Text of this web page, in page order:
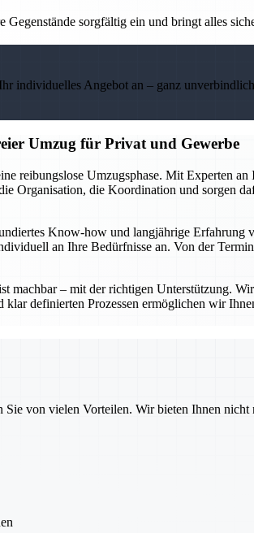
sorgfältig ein und bringt alles
individuelles Angebot an – ganz
Umzug für Privat und Gewerbe
reibungslose Umzugsphase. Mit Experten
Organisation, die Koordination und sorgen
Know-how und langjährige Erfahrung
an Ihre Bedürfnisse an. Von der
machbar – mit der richtigen Unterstützung.
definierten Prozessen ermöglichen wir
von vielen Vorteilen. Wir bieten Ihnen